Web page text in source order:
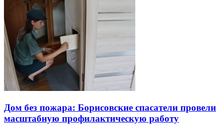
Дом без пожара: Борисовские спасатели провели
масштабную профилактическую работу